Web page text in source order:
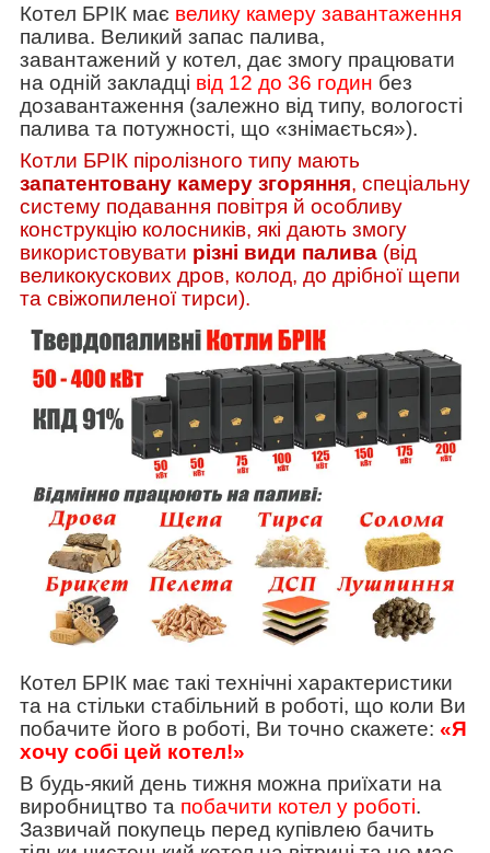
Котел БРІК має велику камеру завантаження
палива. Великий запас палива,
завантажений у котел, дає змогу працювати
на одній закладці від 12 до 36 годин без
дозавантаження (залежно від типу, вологості
палива та потужності, що «знімається»).
Котли БРІК піролізного типу мають
запатентовану камеру згоряння, спеціальну
систему подавання повітря й особливу
конструкцію колосників, які дають змогу
використовувати різні види палива (від
великокускових дров, колод, до дрібної щепи
та свіжопиленої тирси).
Котел БРІК має такі технічні характеристики
та на стільки стабільний в роботі, що коли Ви
побачите його в роботі, Ви точно скажете: «Я
хочу собі цей котел!»
В будь-який день тижня можна приїхати на
виробництво та побачити котел у роботі.
Зазвичай покупець перед купівлею бачить